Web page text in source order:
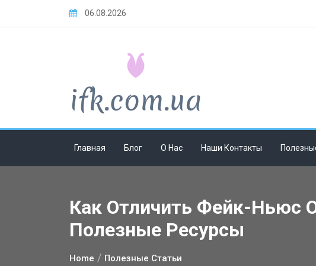
06.08.2026
Главная Блог О Нас Наши Контакты
Как Отличить Фейк-Ньюс
Полезные Ресурсы
Home Полезные Статьи